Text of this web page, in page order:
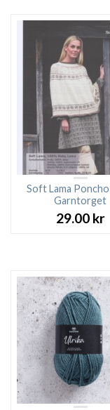
Soft Lama
Garntorget
29.00 kr